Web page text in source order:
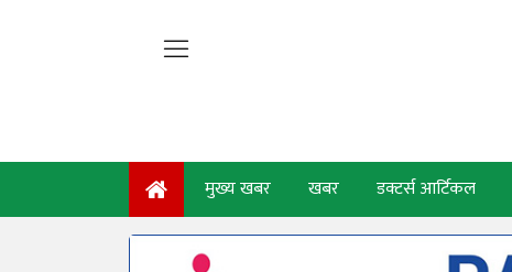
मुख्य खबर खबर डक्टर्स आर्टिकल